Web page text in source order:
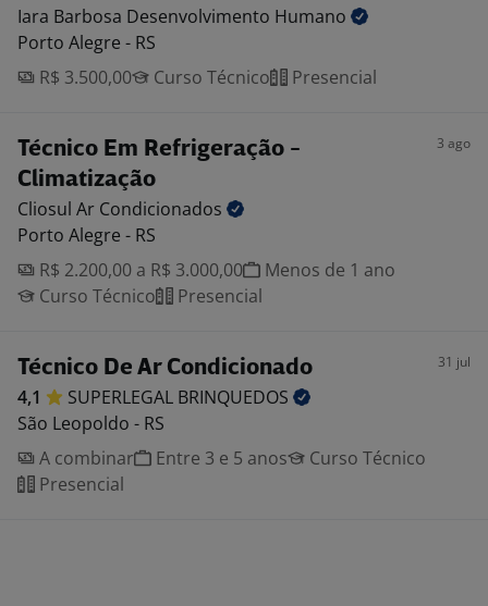
Iara Barbosa Desenvolvimento Humano
Porto Alegre - RS
R$ 3.500,00
Curso Técnico Presencial
Técnico Em Refrigeração -
Climatização
3 ago
Cliosul Ar Condicionados
Porto Alegre - RS
R$ 2.200,00 a R$ 3.000,00
Menos de 1 ano
Curso Técnico
Presencial
Técnico De Ar Condicionado 31 jul
4,1 SUPERLEGAL BRINQUEDOS
São Leopoldo - RS
A combinar
Entre 3 e 5 anos
Curso Técnico
Presencial